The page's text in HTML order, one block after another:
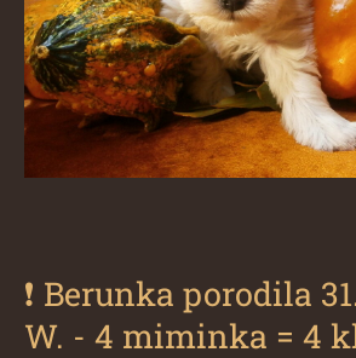
❗ Berunka porodila
W. - 4 miminka = 4